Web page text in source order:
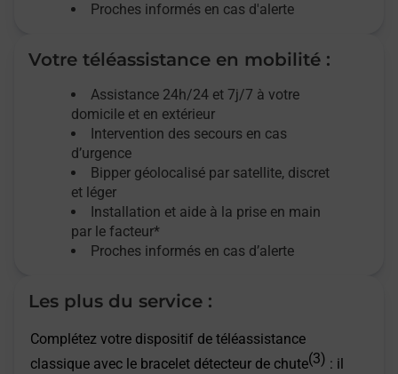
Proches informés en cas d'alerte
Votre téléassistance en mobilité :
Assistance 24h/24 et 7j/7 à votre
domicile et en extérieur
Intervention des secours en cas
d’urgence
Bipper géolocalisé par satellite, discret
et léger
Installation et aide à la prise en main
par le facteur*
Proches informés en cas d’alerte
Les plus du service :
Complétez votre dispositif de téléassistance
classique avec le bracelet détecteur de chute(3) : il